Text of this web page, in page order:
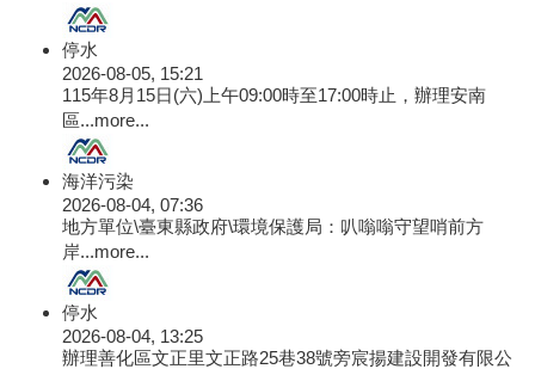
停水
2026-08-05, 15:21
115年8月15日(六)上午09:00時至17:00時止，辦理安南
區... more...
海洋污染
2026-08-04, 07:36
地方單位\臺東縣政府\環境保護局：叭嗡嗡守望哨前方
岸... more...
停水
2026-08-04, 13:25
辦理善化區文正里文正路25巷38號旁宸揚建設開發有限公